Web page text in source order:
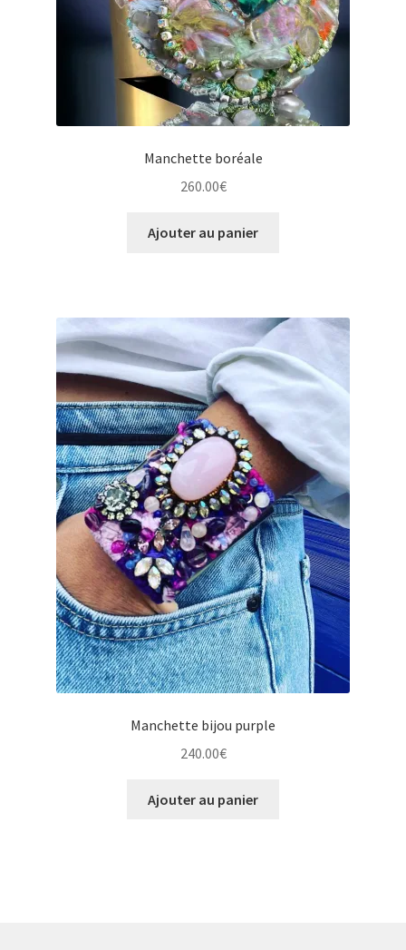
Manchette boréale
260.00€
Ajouter au panier
Manchette bijou purple
240.00€
Ajouter au panier